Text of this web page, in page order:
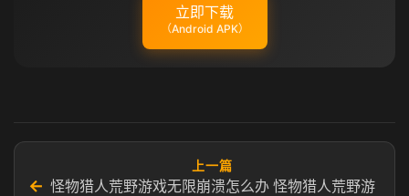
立即下载
（Android APK）
←
上一篇
怪物猎人荒野游戏无限崩溃怎么办 怪物猎人荒野游